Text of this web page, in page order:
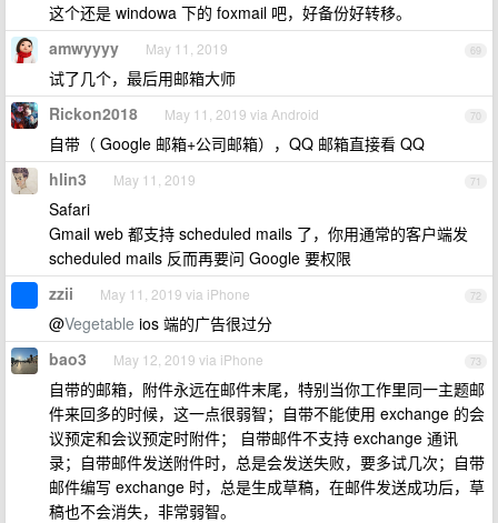
这个还是 windowa 下的 foxmail 吧，好备份好转移。
69
amwyyyy May 11, 2019
试了几个，最后用邮箱大师
70
Rickon2018 May 11, 2019 via Android
自带（ Google 邮箱+公司邮箱），QQ 邮箱直接看 QQ
71
hlin3 May 11, 2019
Safari
Gmail web 都支持 scheduled mails 了，你用通常的客户端发
scheduled mails 反而再要问 Google 要权限
72
zzii May 11, 2019 via iPhone
@Vegetable ios 端的广告很过分
73
bao3 May 12, 2019 via iPhone
自带的邮箱，附件永远在邮件末尾，特别当你工作里同一主题邮
件来回多的时候，这一点很弱智；自带不能使用 exchange 的会
议预定和会议预定时附件； 自带邮件不支持 exchange 通讯
录；自带邮件发送附件时，总是会发送失败，要多试几次；自带
邮件编写 exchange 时，总是生成草稿，在邮件发送成功后，草
稿也不会消失，非常弱智。